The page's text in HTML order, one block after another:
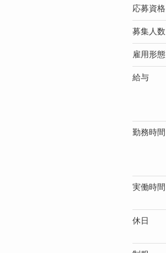
応募資格
募集人数
雇用形態
給与
勤務時間
実働時間
休日